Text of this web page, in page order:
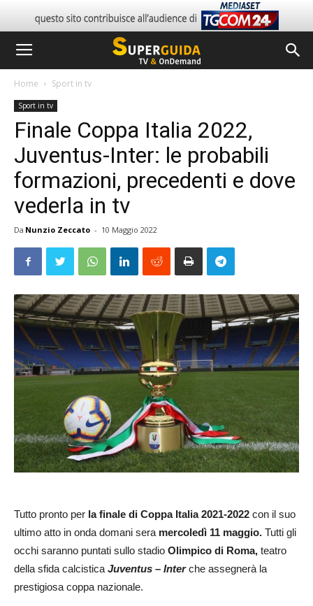
Home Sport in tv
Sport in tv
Finale Coppa Italia 2022,
Juventus-Inter: le probabili
formazioni, precedenti e dove
vederla in tv
Da Nunzio Zeccato - 10 Maggio 2022
Tutto pronto per la finale di Coppa Italia 2021-2022 con il suo
ultimo atto in onda domani sera mercoledì 11 maggio. Tutti gli
occhi saranno puntati sullo stadio Olimpico di Roma, teatro
della sfida calcistica Juventus – Interche assegnerà la
prestigiosa coppa nazionale.